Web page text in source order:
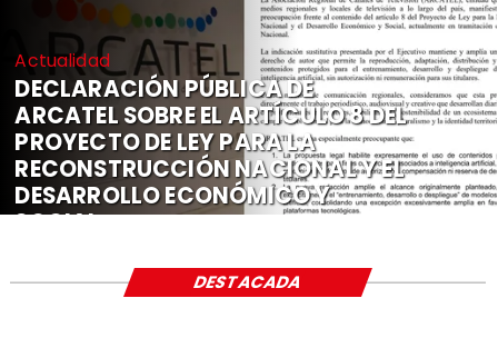
Actualidad
DECLARACIÓN PÚBLICA DE
ARCATEL SOBRE EL ARTÍCULO 8 DEL
PROYECTO DE LEY PARA LA
RECONSTRUCCIÓN NACIONAL Y EL
DESARROLLO ECONÓMICO Y
SOCIAL
DESTACADA